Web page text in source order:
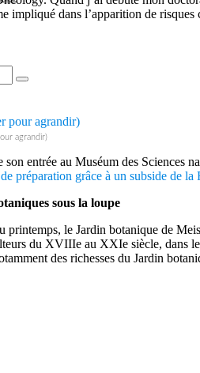
impliqué dans l’apparition de
agrandir)
entrée au Muséum des Sciences
préparation grâce à un subside de
sous la loupe
printemps, le Jardin botanique de
du XVIIIe au XXIe siècle, dans
des richesses du Jardin